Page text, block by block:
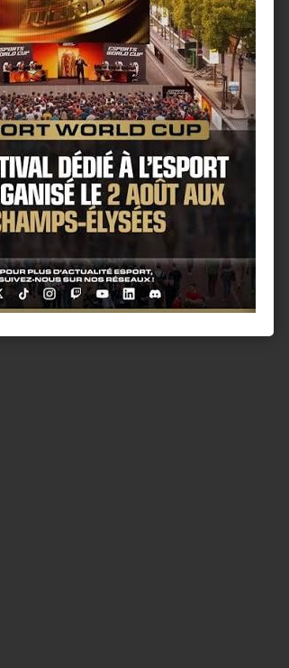
un commentaire.